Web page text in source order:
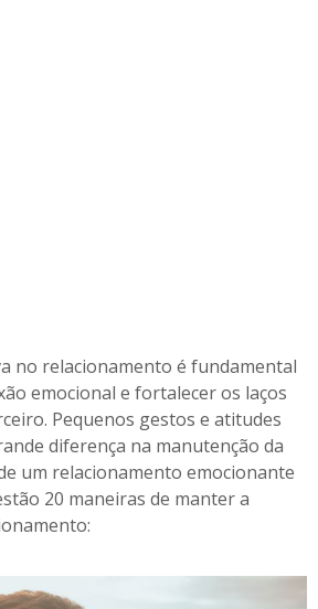
no relacionamento é fundamental
emocional e fortalecer os laços
Pequenos gestos e atitudes
diferença na manutenção da
um relacionamento emocionante
20 maneiras de manter a